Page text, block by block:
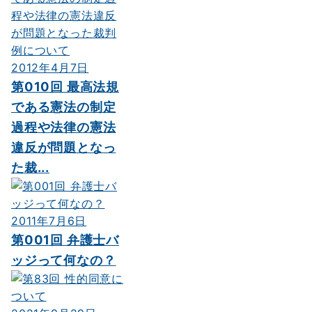
ョ
ン
2012年4月7日
第010回 最高法規
である憲法の制定
過程や法律の憲法
違反が問題となっ
た裁...
2011年7月6日
第001回 弁護士バ
ッジって何なの？